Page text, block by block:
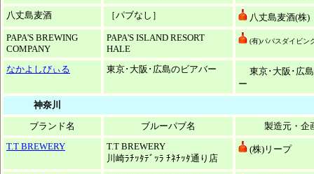
八丈島麦酒
［パブなし］
八丈島麦酒(株)
PAPA'S BREWING
COMPANY
PAPA'S ISLAND RESORT
HALE
(有)パパスダイビン
なかよしびぃる 東京･大阪･広島のビアバー
東京･大阪･広
ー
神奈川
ブランド名
ブルーパブ名
製造元・企
T.T BREWERY
T.T BREWERY
川崎ﾗﾁｯﾀﾃﾞｯﾗ ﾁﾈﾁｯﾀ通り店
(株)リープ